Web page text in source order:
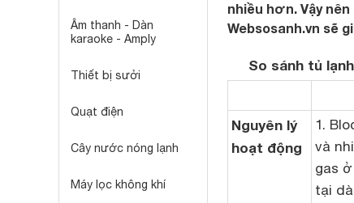
Âm thanh - Dàn
karaoke - Amply
Thiết bị sưởi
Quạt điện
Cây nước nóng lạnh
Máy lọc không khí
nhiều hơn. Vậy
Websosanh.vn sẽ
So sánh tủ
Nguyên lý
hoạt động
1.
và
gas
tại